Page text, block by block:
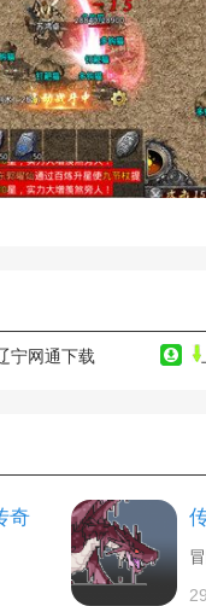
宁网通下载
奇